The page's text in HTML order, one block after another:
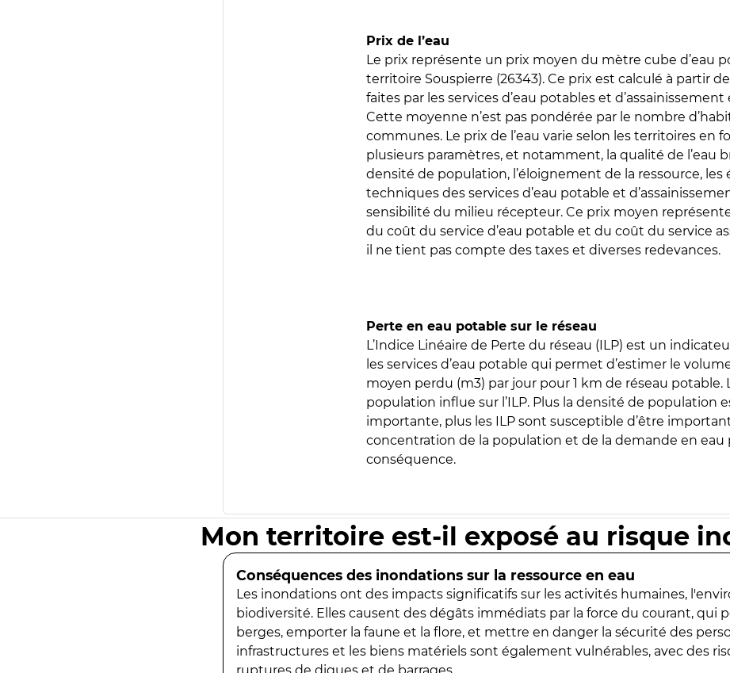
Prix de l’eau
Le prix représente un prix moyen du mètre cube d’eau
territoire Souspierre (26343). Ce prix est calculé à partir
faites par les services d’eau potables et d’assainissement
Cette moyenne n’est pas pondérée par le nombre
communes. Le prix de l’eau varie selon les territoires en
plusieurs paramètres, et notamment, la qualité de l’eau
densité de population, l’éloignement de la ressource,
techniques des services d’eau potable et
sensibilité du milieu récepteur. Ce prix moyen
du coût du service d’eau potable et du coût du service
il ne tient pas compte des taxes et diverses redevances.
Perte en eau potable sur le réseau
L’Indice Linéaire de Perte du réseau (ILP) est un
les services d’eau potable qui permet d’estimer le
moyen perdu (m3) par jour pour 1 km de réseau potable.
population influe sur l’ILP. Plus la densité de population
importante, plus les ILP sont susceptible d’être
concentration de la population et de la demande en eau
conséquence.
Mon territoire est-il exposé au risque
Conséquences des inondations sur la ressource en eau
Les inondations ont des impacts significatifs sur les activités humaines,
biodiversité. Elles causent des dégâts immédiats par la force du courant, qui
berges, emporter la faune et la flore, et mettre en danger la sécurité des
infrastructures et les biens matériels sont également vulnérables, avec des